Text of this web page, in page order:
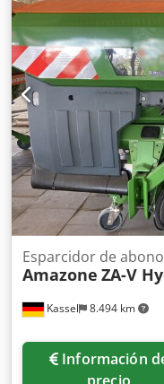
Kassel 8.494 km
Esparcidor de abono
Amazone ZA-V
Información de